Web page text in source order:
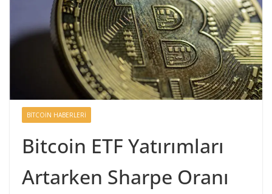
BITCOIN HABERLERI
Bitcoin ETF Yatırımları
Artarken Sharpe Oranı